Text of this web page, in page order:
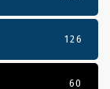
126
60